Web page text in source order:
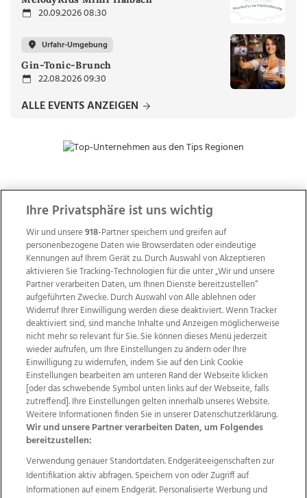
20.09.2026 08:30
Urfahr-Umgebung
Gin-Tonic-Brunch
22.08.2026 09:30
ALLE EVENTS ANZEIGEN
ZUR NACHRICHTENÜBERSICHT
Wir über uns Mediadaten Kontakt
Jobs
Datenschutz
Impressum
AGB Anzeigekunden
AGB Website
Ehrenkodex Politische Werbung
Weitere Angebote des Medienhauses Wimmer
TV1 di-mog-i.at OÖNow
Ischler Woche
Ihre Privatsphäre ist uns wichtig
Wir und unsere918-Partner speichern und greifen auf
personenbezogene Daten wie Browserdaten oder eindeutige
Kennungen auf Ihrem Gerät zu. Durch Auswahl von Akzeptieren
aktivieren Sie Tracking-Technologien für die unter „Wir und unsere
Partner verarbeiten Daten, um Ihnen Dienste bereitzustellen“
aufgeführten Zwecke. Durch Auswahl von Alle ablehnen oder
Widerruf Ihrer Einwilligung werden diese deaktiviert. Wenn Tracker
deaktiviert sind, sind manche Inhalte und Anzeigen möglicherweise
nicht mehr so relevant für Sie. Sie können dieses Menü jederzeit
wieder aufrufen, um Ihre Einstellungen zu ändern oder Ihre
Einwilligung zu widerrufen, indem Sie auf den Link Cookie
Einstellungen bearbeiten am unteren Rand der Webseite klicken
[oder das schwebende Symbol unten links auf der Webseite, falls
zutreffend]. Ihre Einstellungen gelten innerhalb unseres Website.
Weitere Informationen finden Sie in unserer Datenschutzerklärung.
Wir und unsere Partner verarbeiten Daten, um Folgendes
bereitzustellen:
Verwendung genauer Standortdaten. Endgeräteeigenschaften zur
Identifikation aktiv abfragen. Speichern von oder Zugriff auf
Informationen auf einem Endgerät. Personalisierte Werbung und